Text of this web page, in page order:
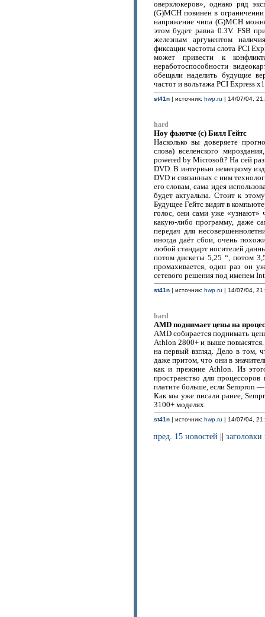
оверклокеров», однако ряд
(G)MCH повинен в
напряжение чипа (G)MCH
этом будет равна 0.3V. FSB
железным аргументом
фиксации частоты слота PCI
может привести к
неработоспособности
обещали наделить будущие
частот и вольтажа PCI Express
st41n| источник: hwp.ru | 14/07/04,
hard
Ноу фьютче (с) Билл Гейтс
Насколько вы доверяете
слова) вселенского
powered by Microsoft? На сей
DVD. В интервью немецкому
DVD и связанных с ним
его словам, сама идея
будет актуальна. Стоит к
Будущее Гейтс видит в
голос, они сами уже «узнают»
какую-либо программу, даже
передач для
иногда даёт сбои, очень
любой стандарт носителей
потом дискеты 5,25 “, потом
промахивается, один раз он
сетевого решения под именем
st41n| источник: hwp.ru | 14/07/04,
hard
AMD поднимает цены на
AMD собирается поднимать
Athlon 2800+ и выше повысятся.
на первый взгляд. Дело в том,
даже притом, что они в
как и прежние Athlon. Из
пространство для
платите больше, если Sempron
Как мы уже писали ранее,
3100+ моделях.
st41n| источник: hwp.ru | 14/07/04,
пред. 15 новостей ||заголовки